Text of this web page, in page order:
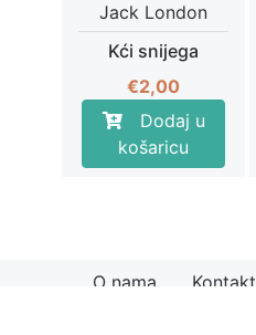
Jack London
Kći snijega
€2,00
Dodaj u
košaricu
O nama Kontakt